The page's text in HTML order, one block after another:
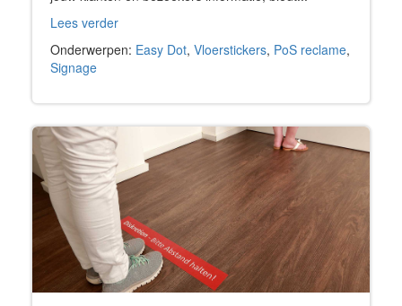
Lees verder
Onderwerpen: Easy Dot, Vloerstickers, PoS reclame,
Signage